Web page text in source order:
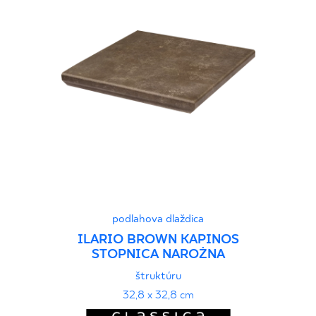
podlahova dlaždica
ILARIO BROWN KAPINOS
STOPNICA NAROŻNA
štruktúru
32,8 x 32,8 cm